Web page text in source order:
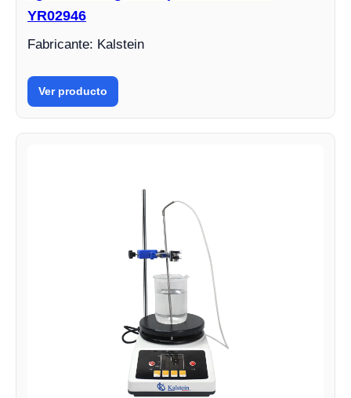
YR02946
Fabricante: Kalstein
Ver producto